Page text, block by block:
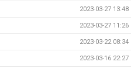
2023-03-27 13:48
2023-03-27 11:26
2023-03-22 08:34
2023-03-16 22:27